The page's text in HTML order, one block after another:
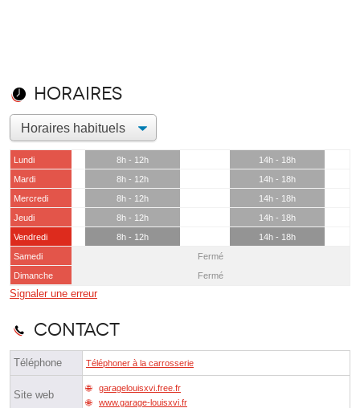
Horaires
Lundi 8h - 12h
14h - 18h
Mardi
8h - 12h
14h - 18h
Mercredi
8h - 12h
14h - 18h
Jeudi
8h - 12h
14h - 18h
Vendredi
8h - 12h
14h - 18h
Samedi
Fermé
Dimanche
Fermé
Signaler une erreur
Contact
Téléphone Téléphoner à la carrosserie
Site web
garagelouisxvi.free.fr
www.garage-louisxvi.fr